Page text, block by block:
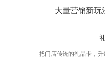
大量营销新玩
把门店传统的礼品卡，